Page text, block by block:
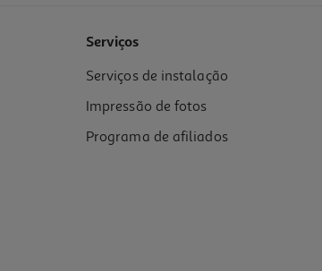
Serviços
Serviços de instalação
Impressão de fotos
Programa de afiliados